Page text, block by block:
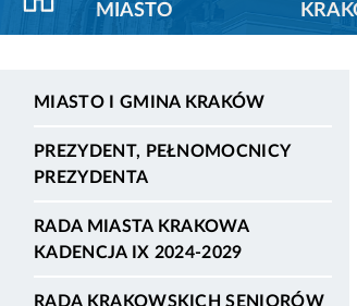
MIASTO
MIASTO I GMINA KRAKÓW
PREZYDENT, PEŁNOMOCNICY
PREZYDENTA
RADA MIASTA KRAKOWA
KADENCJA IX 2024-2029
RADA KRAKOWSKICH SENIORÓW